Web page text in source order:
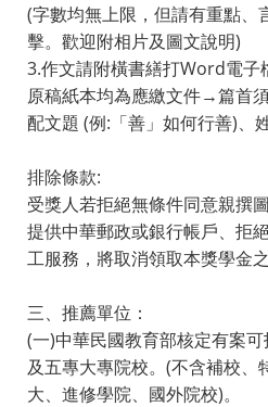
(字數均無上限，但請有重點、
擊。歡迎附相片及圖文說明)
3.作文請附橫書繕打Word電
原稿紙本均為應繳文件→篇首
配文題 (例:「善」如何行善)、
排除條款:
受獎人若拒絕無條件同意親撰
提供中華郵政或銀行帳戶、拒
工服務，將取消領取本獎學金之
三、推薦單位：
(一)中華民國教育部核定有案
及五專大專院校。(不含補校、
大、進修學院、國外院校)。